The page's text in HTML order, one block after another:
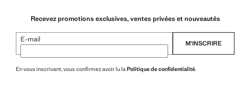
Recevez promotions exclusives, ventes privées et nouveautés
E-mail M’INSCRIRE
En vous inscrivant, vous confirmez avoir lu laPolitique de confidentialité.